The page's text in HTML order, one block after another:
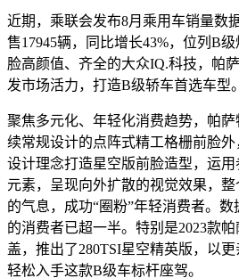
近期，乘联会发布8月乘用车销量数
售17945辆，同比增长43%，位列B
脸高颜值、齐全的大众IQ.科技，帕
发市场活力，打造B级轿车首选车型。
聚焦多元化、年轻化消费趋势，帕
续常规设计的点阵式精工格栅前脸
设计理念打造星空版前脸造型，运
元素，呈现向外扩散的视觉效果，
的气息，成功“圈粉”年轻消费者。
的消费者已超一半。特别是2023款
盖，推出了280TSI星空精英版，以
轻松入手这款B级车标杆座驾。